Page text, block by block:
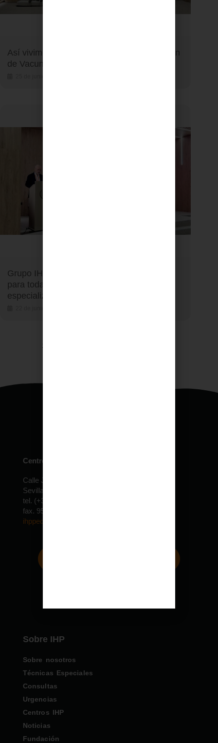
Así vivimos las XI Jornadas de Actualización
de Vacunas de Fundación IHP
Grupo IHP refuerza su servicio de vacunas
para todas las edades con asesoramiento
especializado para viajeros
Centro de especialidades pediátricas
Calle Jardín de la Isla, 6 Edificio Expolocal
Sevilla – ESPAÑA
tel. (+34) 954 610 022 – 30 lineas
fax. 954 690 155
ihppediatria@ihppediatria.com
Sobre IHP
Sobre nosotros
Técnicas Especiales
Consultas
Urgencias
Centros IHP
Noticias
Fundación